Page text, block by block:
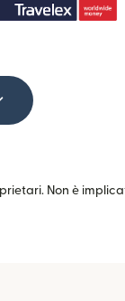
Non è